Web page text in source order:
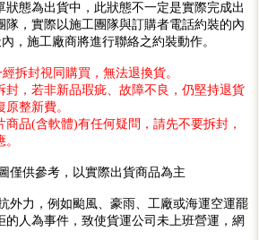
狀態為出貨中，此狀態不一定是實際完成出
隊，實際以施工團隊與訂購者電話約裝的內
，施工廠商將進行聯絡之約裝動作。
拆封視同購買，無法退換貨。
，若非新品瑕疵、故障不良，仍堅持退貨
整新費。
品(含軟體)有任何疑問，請先不要拆封，
僅供參考，以實際出貨商品為主
外力，例如颱風、豪雨、工廠或海運空運罷
的人為事件，致使貨運公司未上班營運，網